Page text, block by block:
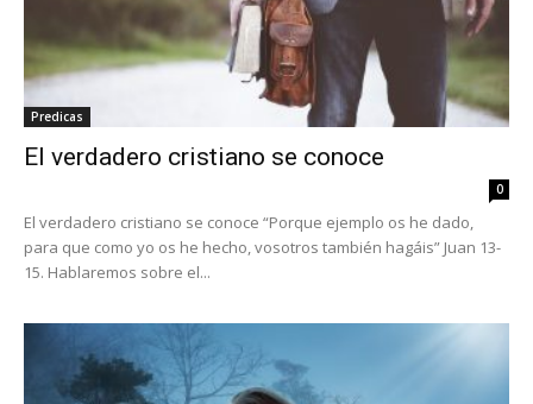
Predicas
El verdadero cristiano se conoce
0
El verdadero cristiano se conoce “Porque ejemplo os he dado,
para que como yo os he hecho, vosotros también hagáis” Juan 13-
15. Hablaremos sobre el...